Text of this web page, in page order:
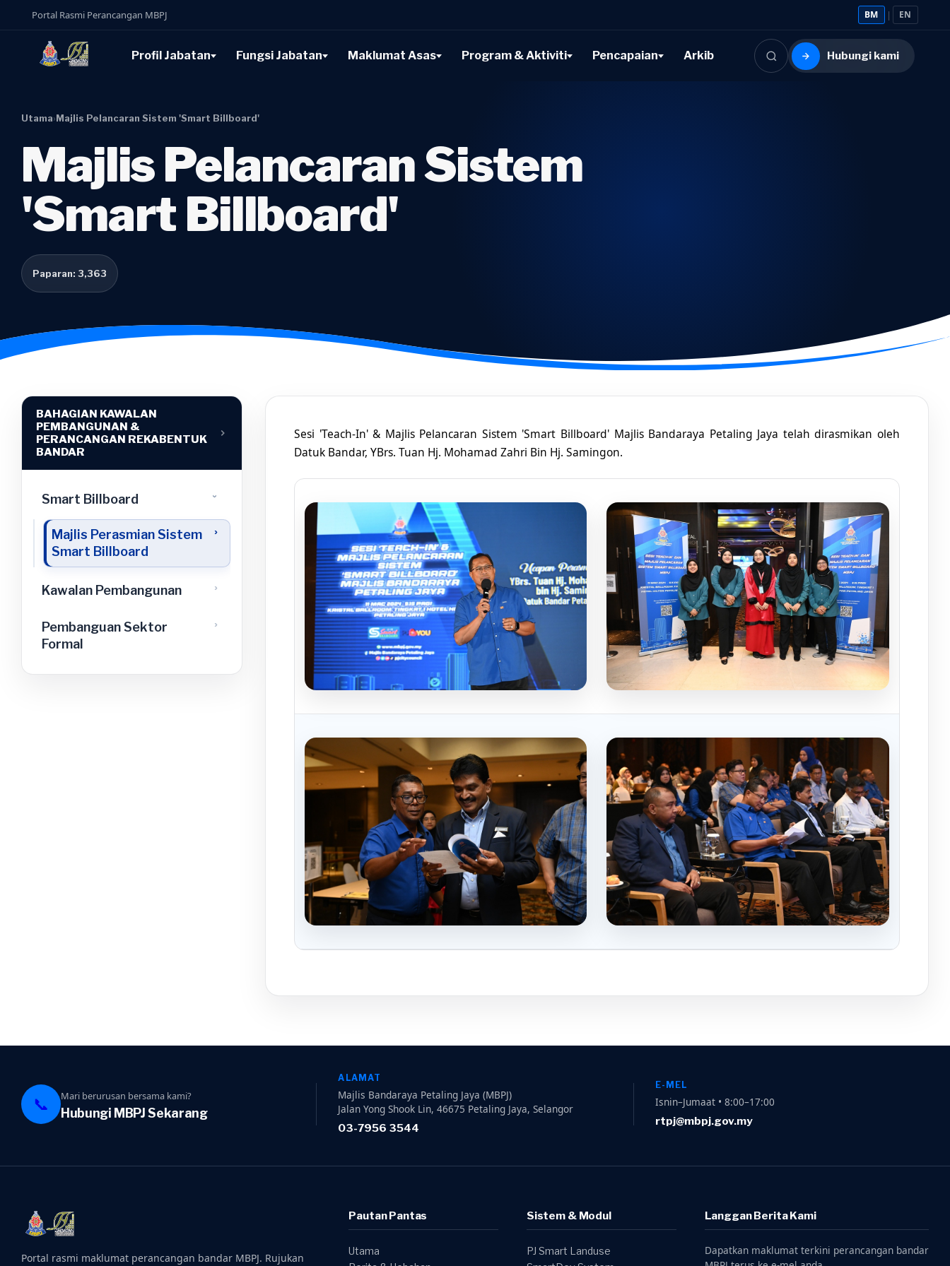
Portal Rasmi Perancangan MBPJ BM | EN
Profil Jabatan Fungsi Jabatan Maklumat Asas Program & Aktiviti Pencapaian Arkib Hubungi kami
Utama›Majlis Pelancaran Sistem 'Smart Billboard'
Majlis Pelancaran Sistem
'Smart Billboard'
Paparan: 3,363
BAHAGIAN KAWALAN
PEMBANGUNAN &
PERANCANGAN REKABENTUK
BANDAR
Smart Billboard ›
Majlis Perasmian Sistem
Smart Billboard
Kawalan Pembangunan ›
Pembanguan Sektor
Formal
›
Sesi 'Teach-In' & Majlis Pelancaran Sistem 'Smart Billboard' Majlis Bandaraya Petaling Jaya telah dirasmikan oleh
Datuk Bandar, YBrs. Tuan Hj. Mohamad Zahri Bin Hj. Samingon.
📞 Mari berurusan bersama kami?
Hubungi MBPJ Sekarang
ALAMAT
Majlis Bandaraya Petaling Jaya (MBPJ)
Jalan Yong Shook Lin, 46675 Petaling Jaya, Selangor
03-7956 3544
E-MEL
Isnin–Jumaat • 8:00–17:00
rtpj@mbpj.gov.my
Portal rasmi maklumat perancangan bandar MBPJ. Rujukan
Pautan Pantas
Utama
Sistem & Modul
PJ Smart Landuse
Langgan Berita Kami
Dapatkan maklumat terkini perancangan bandar